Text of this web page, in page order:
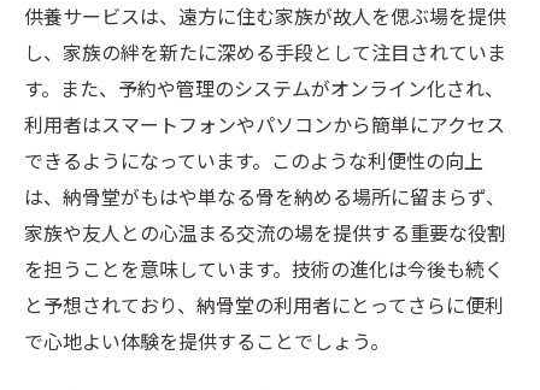
供養サービスは、遠方に住む家族が故人を偲ぶ場を提供
し、家族の絆を新たに深める手段として注目されていま
す。また、予約や管理のシステムがオンライン化され、
利用者はスマートフォンやパソコンから簡単にアクセス
できるようになっています。このような利便性の向上
は、納骨堂がもはや単なる骨を納める場所に留まらず、
家族や友人との心温まる交流の場を提供する重要な役割
を担うことを意味しています。技術の進化は今後も続く
と予想されており、納骨堂の利用者にとってさらに便利
で心地よい体験を提供することでしょう。